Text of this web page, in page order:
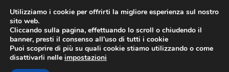
contenuto
Utilizziamo i cookie per offrirti la migliore esperienza sul nostro
sito web.
Cliccando sulla pagina, effettuando lo scroll o chiudendo il
banner, presti il consenso all’uso di tutti i cookie
Puoi scoprire di più su quali cookie stiamo utilizzando o come
disattivarli nelle impostazioni